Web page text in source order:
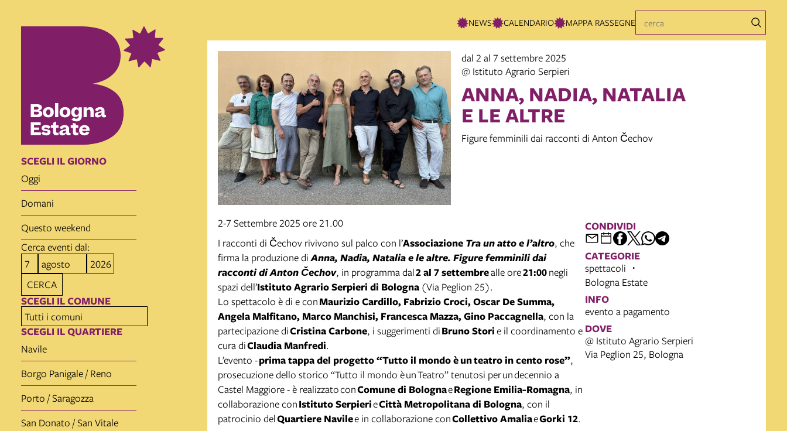
NEWS CALENDARIO MAPPA RASSEGNE
SCEGLI IL GIORNO
oggi
domani
questo weekend
Cerca eventi dal:
CERCA
SCEGLI IL COMUNE
SCEGLI IL QUARTIERE
Navile
Borgo Panigale / Reno
Porto / Saragozza
San Donato / San Vitale
dal 2 al 7 settembre 2025
@ Istituto Agrario Serpieri
ANNA, NADIA, NATALIA
E LE ALTRE
Figure femminili dai racconti di Anton Čechov
2-7 Settembre 2025 ore 21.00
I racconti di Čechov rivivono sul palco con l’Associazione Tra un attoe l’altro, che
firma la produzione di Anna, Nadia, Natalia e le altre. Figure femminili dai
racconti di Anton Čechov, in programma dal2 al 7 settembrealle ore21:00negli
spazi dell’Istituto Agrario Serpieri di Bologna (Via Peglion 25).
Lo spettacolo èdi e conMaurizio Cardillo, Fabrizio Croci, Oscar De Summa,
Angela Malfitano, Marco Manchisi, Francesca Mazza, Gino Paccagnella, con la
partecipazione diCristina Carbone, i suggerimenti diBruno Storie il coordinamento e
cura diClaudia Manfredi.
L’evento -prima tappa del progetto “Tutto il mondo èunteatro in cento rose”,
prosecuzione dello storico “Tutto il mondo èunTeatro” tenutosi perundecennio a
Castel Maggiore - è realizzato conComune di BolognaeRegione Emilia-Romagna, in
collaborazione conIstituto SerpierieCittà Metropolitana di Bologna, con il
patrocinio delQuartiere Navilee in collaborazione conCollettivo AmaliaeGorki 12.
CONDIVIDI
CATEGORIE
spettacoli
Bologna Estate
INFO
evento a pagamento
DOVE
@ Istituto Agrario Serpieri
Via Peglion 25, Bologna